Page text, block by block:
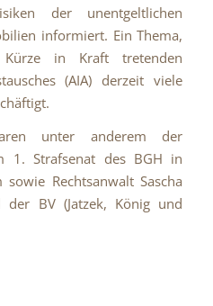
der unentgeltlichen
informiert. Ein Thema,
in Kraft tretenden
(AIA) derzeit viele
unter anderem der
1. Strafsenat des BGH in
Rechtsanwalt Sascha
der BV (Jatzek, König und